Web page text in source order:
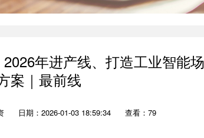
年进产线、打造工业智能
案｜最前线
日期：2026-01-03 18:59:34 查看：79